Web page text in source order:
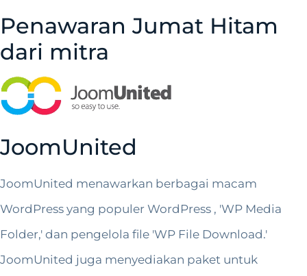
Penawaran Jumat Hitam
dari mitra
JoomUnited
JoomUnited menawarkan berbagai macam
WordPress yang populer WordPress , 'WP Media
Folder,' dan pengelola file 'WP File Download.'
JoomUnited juga menyediakan paket untuk